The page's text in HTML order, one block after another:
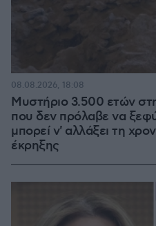
Μυστήριο 3.500 ετών
που δεν πρόλαβε να
μπορεί ν' αλλάξει τη
έκρηξης
08.08.2026, 18:08